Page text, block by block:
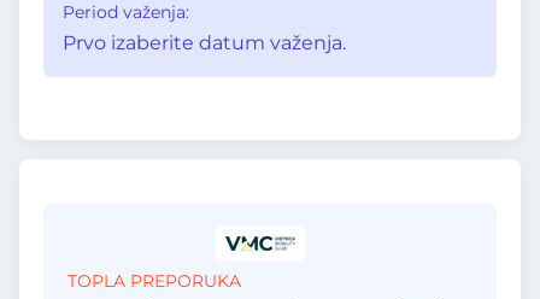
Period važenja:
Prvo izaberite datum važenja.
TOPLA PREPORUKA